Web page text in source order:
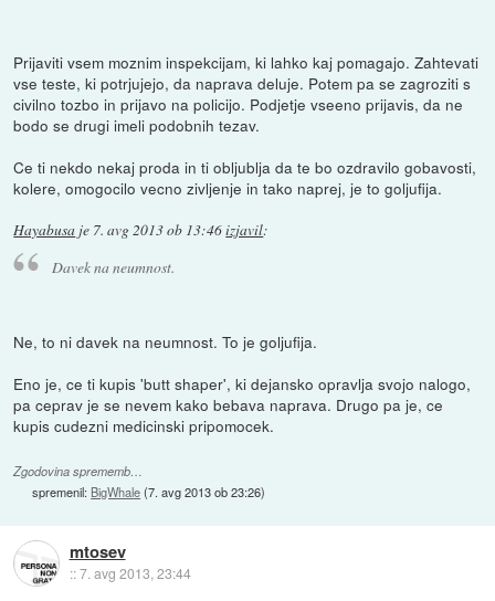
Prijaviti vsem moznim inspekcijam, ki lahko kaj pomagajo. Zahtevati
vse teste, ki potrjujejo, da naprava deluje. Potem pa se zagroziti s
civilno tozbo in prijavo na policijo. Podjetje vseeno prijavis, da ne
bodo se drugi imeli podobnih tezav.
Ce ti nekdo nekaj proda in ti obljublja da te bo ozdravilo gobavosti,
kolere, omogocilo vecno zivljenje in tako naprej, je to goljufija.
Hayabusa je 7. avg 2013 ob 13:46izjavil:
Davek na neumnost.
Ne, to ni davek na neumnost. To je goljufija.
Eno je, ce ti kupis 'butt shaper', ki dejansko opravlja svojo nalogo,
pa ceprav je se nevem kako bebava naprava. Drugo pa je, ce
kupis cudezni medicinski pripomocek.
Zgodovina sprememb…
spremenil: BigWhale(7. avg 2013 ob 23:26)
mtosev
::7. avg 2013, 23:44